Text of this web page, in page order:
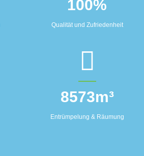
100%
Qualität und Zufriedenheit
8573m³
Entrümpelung & Räumung